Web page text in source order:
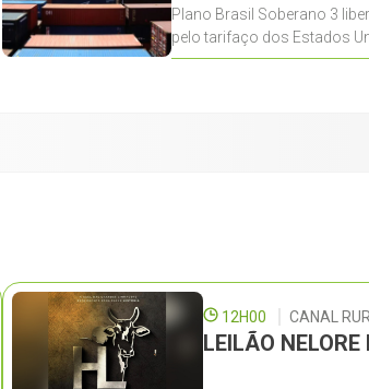
Plano Brasil Soberano 3
pelo tarifaço dos Estados
contemplados
12H00 CANAL
LEILÃO